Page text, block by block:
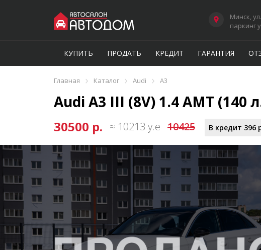
Минск,
паркинг
КУПИТЬ ПРОДАТЬ КРЕДИТ ГАРАНТИЯ
Главная › Каталог › Audi › A3
Audi A3 III (8V) 1.4 AMT (140
30500 р. ≈ 10213 у.е 10425 В кредит 396